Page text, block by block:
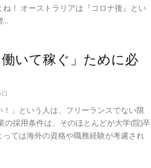
！ オーストラリアは『コロナ後』とい
いて稼ぐ」ために必
！」という人は、フリーランスでない限
の採用条件は、そのほとんどが大学(院)卒
ては海外の資格や職務経験が考慮され